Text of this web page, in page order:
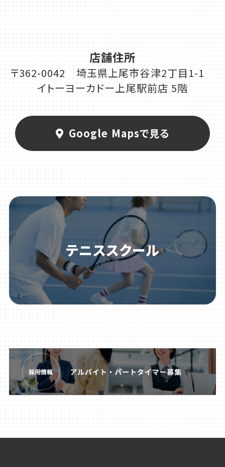
店舗住所
〒362-0042 埼玉県上尾市谷津2丁目1-1
イトーヨーカドー上尾駅前店 5階
Google Mapsで見る
テニススクール